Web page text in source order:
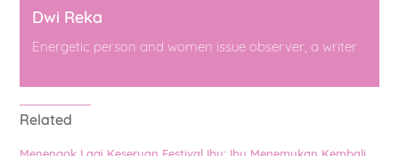
Dwi Reka
Energetic person and women issue observer, a writer
Related